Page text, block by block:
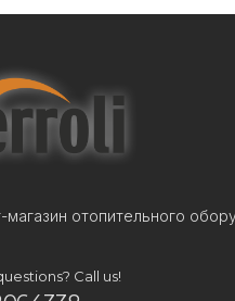
магазин отопительного
Call us!